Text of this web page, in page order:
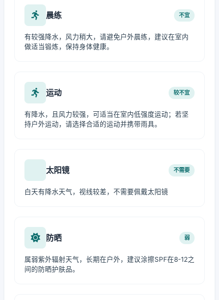
晨练 不宜
有较强降水，风力稍大，请避免户外晨练，建议在室内
做适当锻炼，保持身体健康。
运动 较不宜
有降水，且风力较强，可适当在室内低强度运动；若坚
持户外运动，请选择合适的运动并携带雨具。
太阳镜 不需要
白天有降水天气，视线较差，不需要佩戴太阳镜
防晒 弱
属弱紫外辐射天气，长期在户外，建议涂擦SPF在8-12之
间的防晒护肤品。